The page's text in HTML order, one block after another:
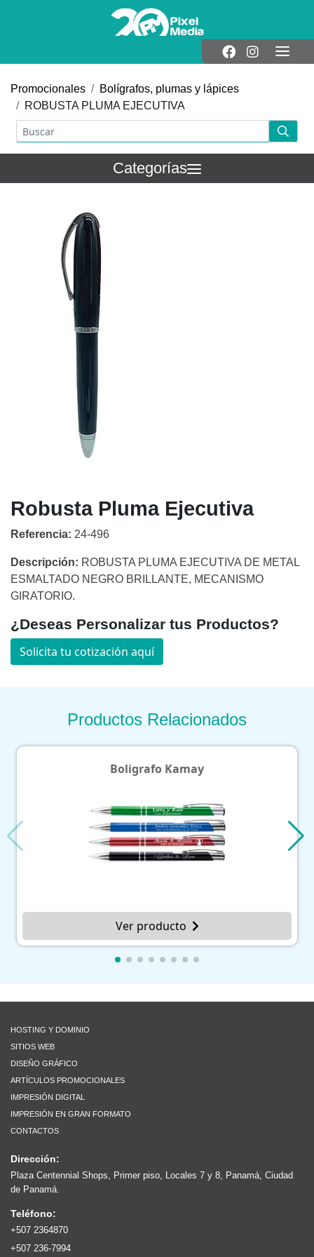
Promocionales
Bolígrafos, plumas y lápices
ROBUSTA PLUMA EJECUTIVA
Categorías
Robusta Pluma Ejecutiva
Referencia: 24-496
Descripción: ROBUSTA PLUMA EJECUTIVA DE METAL
ESMALTADO NEGRO BRILLANTE, MECANISMO
GIRATORIO.
¿Deseas Personalizar tus Productos?
Solicita tu cotización aquí
Productos Relacionados
Boligrafo Kamay
Ver producto
HOSTING Y DOMINIO
SITIOS WEB
DISEÑO GRÁFICO
ARTÍCULOS PROMOCIONALES
IMPRESIÓN DIGITAL
IMPRESIÓN EN GRAN FORMATO
CONTACTOS
Dirección:
Plaza Centennial Shops, Primer piso, Locales 7 y 8, Panamá, Ciudad
de Panamá.
Teléfono:
+507 2364870
+507 236-7994